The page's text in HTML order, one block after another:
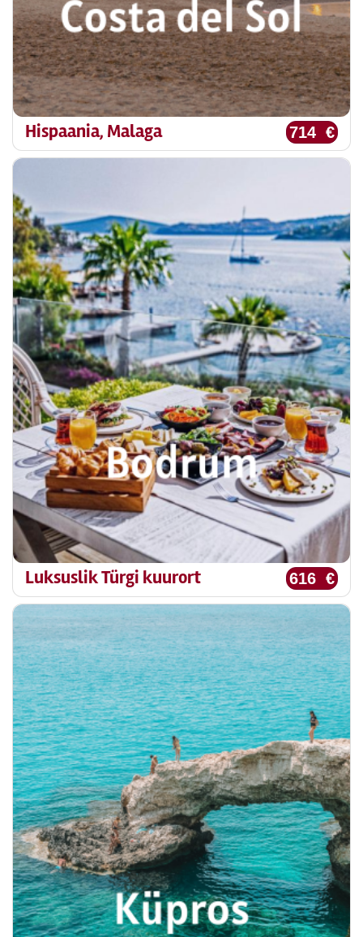
714 €
Hispaania, Malaga
616 €
Luksuslik Türgi kuurort